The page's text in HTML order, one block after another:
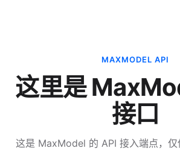
MAXMODEL API
这里是
接口
这是 MaxModel 的 API 接入端点，仅